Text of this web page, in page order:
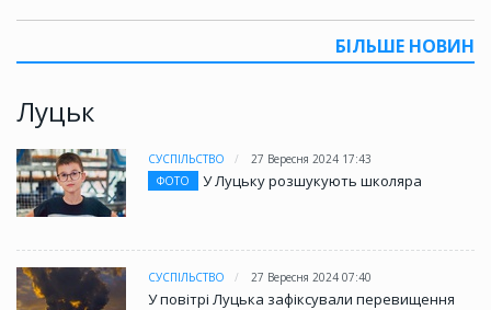
БІЛЬШЕ НОВИН
Луцьк
СУСПІЛЬСТВО
27 Вересня 2024 17:43
ФОТО
У Луцьку розшукують школяра
СУСПІЛЬСТВО 27 Вересня 2024 07:40
У повітрі Луцька зафіксували перевищення